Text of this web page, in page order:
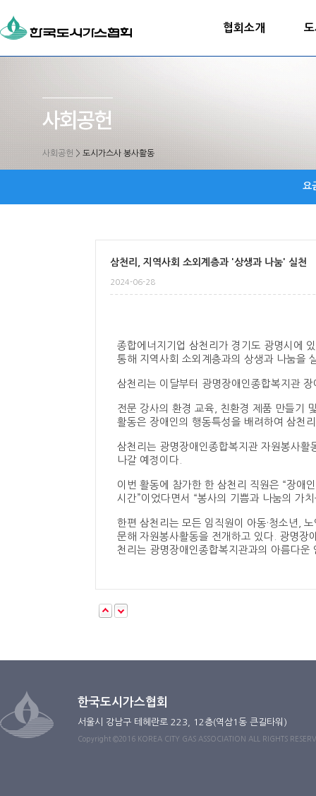
협회소개
사회공헌 > 도시가스사 봉사활동
요
삼천리, 지역사회 소외계층과 '상생과 나눔' 실천
2024-06-28
종합에너지기업 삼천리가 경기도 광명시에
통해 지역사회 소외계층과의 상생과 나눔을
삼천리는 이달부터 광명장애인종합복지관
전문 강사의 환경 교육, 친환경 제품 만들기
활동은 장애인의 행동특성을 배려하여 삼천
삼천리는 광명장애인종합복지관 자원봉사활
나갈 예정이다.
이번 활동에 참가한 한 삼천리 직원은 “장애
시간”이었다면서 “봉사의 기쁨과 나눔의 가
한편 삼천리는 모든 임직원이 아동·청소년,
문해 자원봉사활동을 전개하고 있다. 광명
천리는 광명장애인종합복지관과의 아름다
한국도시가스협회
서울시 강남구 테헤란로 223, 12층(역삼1동 큰길타워)
Copyright ©2016 KOREA CITY GAS ASSOCIATION ALL RIGHTS